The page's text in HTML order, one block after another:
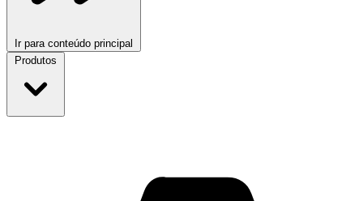
Ir para conteúdo principal
Produtos